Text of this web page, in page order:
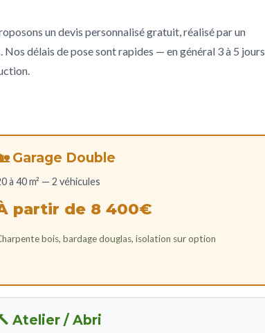
un devis personnalisé gratuit, réalisé par un
délais de pose sont rapides — en général 3 à 5 jours
Garage Double
à 40 m² — 2 véhicules
partir de 8 400€
bois, bardage douglas, isolation sur option
Atelier / Abri